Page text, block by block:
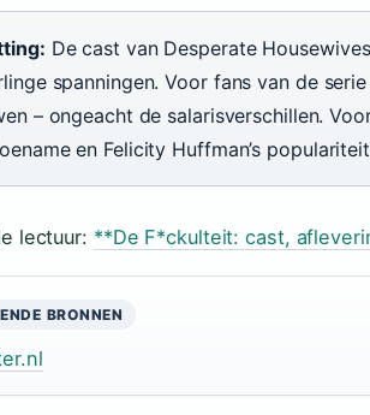
De cast van Desperate
spanningen. Voor fans van de
– ongeacht de salarisverschillen.
en Felicity Huffman’s
lectuur: **De F*ckulteit: cast,
BRONNEN